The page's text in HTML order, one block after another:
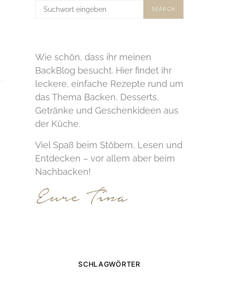
SUCHE
SEARCH
Wie schön, dass ihr meinen
BackBlog besucht. Hier findet ihr
leckere, einfache Rezepte rund um
das Thema Backen, Desserts,
Getränke und Geschenkideen aus
der Küche.
Viel Spaß beim Stöbern, Lesen und
Entdecken – vor allem aber beim
Nachbacken!
SCHLAGWÖRTER